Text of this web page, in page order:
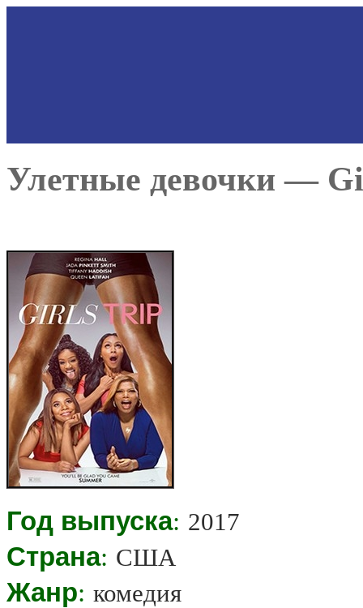
Улетные девочки —
Год выпуска: 2017
Страна: США
Жанр: комедия